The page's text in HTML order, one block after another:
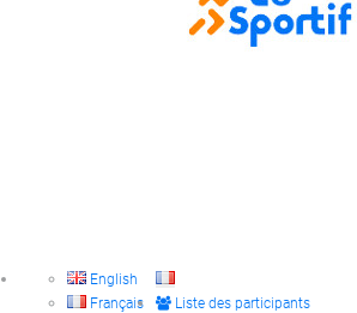
English
Français
Liste des participants